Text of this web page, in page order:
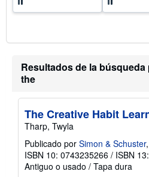
Resultados de la búsqueda
the
The Creative Habit
Tharp, Twyla
Publicado por Simon & Schuster
ISBN 10: 0743235266 / ISBN
Antiguo o usado / Tapa dura